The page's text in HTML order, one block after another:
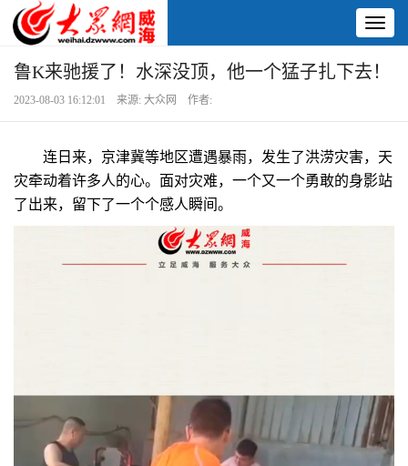
鲁K来驰援了！水深没顶，他一个猛子扎下去！
2023-08-03 16:12:01 来源: 大众网 作者:
连日来，京津冀等地区遭遇暴雨，发生了洪涝灾害，天
灾牵动着许多人的心。面对灾难，一个又一个勇敢的身影站
了出来，留下了一个个感人瞬间。